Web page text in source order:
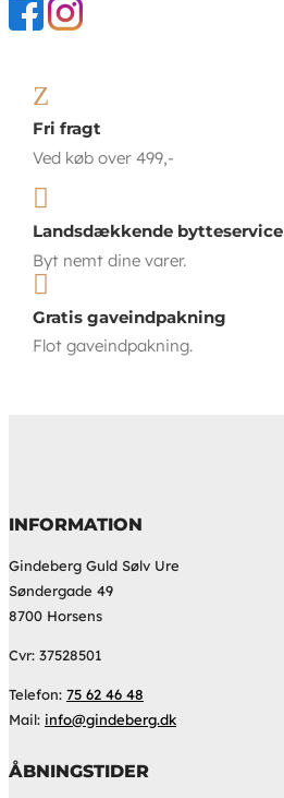
Z
Fri fragt
Ved køb over 499,-

Landsdækkende bytteservice
Byt nemt dine varer.

Gratis gaveindpakning
Flot gaveindpakning.
INFORMATION
Gindeberg Guld Sølv Ure
Søndergade 49
8700 Horsens
Cvr: 37528501
Telefon: 75 62 46 48
Mail: info@gindeberg.dk
ÅBNINGSTIDER